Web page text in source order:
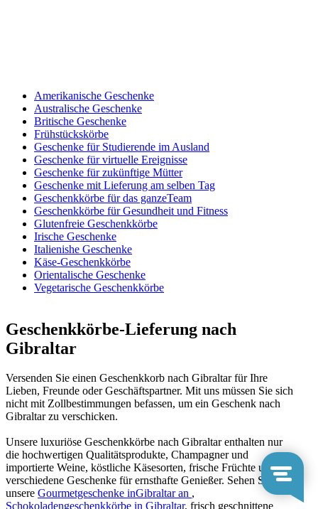
Amerikanische Geschenke
Australische Geschenke
Britische Geschenke
Frühstückskörbe
Geschenke für Studierende im Ausland
Geschenke für virtuelle Ereignisse
Geschenke für zukünftige Mütter
Geschenke mit Lieferung am selben Tag
Geschenkkörbe für das ganzeTeam
Geschenkkörbe für Gesundheit und Fitness
Glutenfreie Geschenkkörbe
Irische Geschenke
Italienishe Geschenke
Käse-Geschenkkörbe
Orientalische Geschenke
Vegetarische Geschenkkörbe
Geschenkkörbe-Lieferung nach
Gibraltar
Versenden Sie einen Geschenkkorb nach Gibraltar für Ihre
Lieben, Freunde oder Geschäftspartner. Mit uns müssen Sie sich
nicht mit Zollbestimmungen befassen, um ein Geschenk nach
Gibraltar zu verschicken.
Unsere luxuriöse Geschenkkörbe nach Gibraltar enthalten nur
die hochwertigen Qualitätsprodukte, Champagner und
importierte Weine, köstliche Käsesorten, frische Früchte und
verschiedene Geschenke für ernsthafte Genießer. Sehen Sie sich
unsere Gourmetgeschenke inGibraltar an ,
Schokoladengeschenkkörbe in Gibraltar, frisch geschnittene